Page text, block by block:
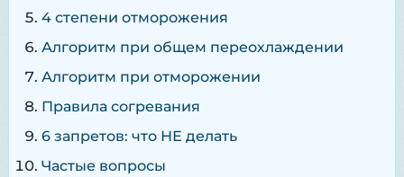
4 степени отморожения
Алгоритм при общем переохлаждении
Алгоритм при отморожении
Правила согревания
6 запретов: что НЕ делать
Частые вопросы